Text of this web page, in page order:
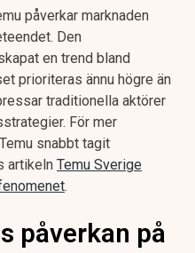
påverkar marknaden
Den
en trend bland
prioriteras ännu högre än
traditionella aktörer
För mer
snabbt tagit
artikeln Temu Sverige
.
påverkan på